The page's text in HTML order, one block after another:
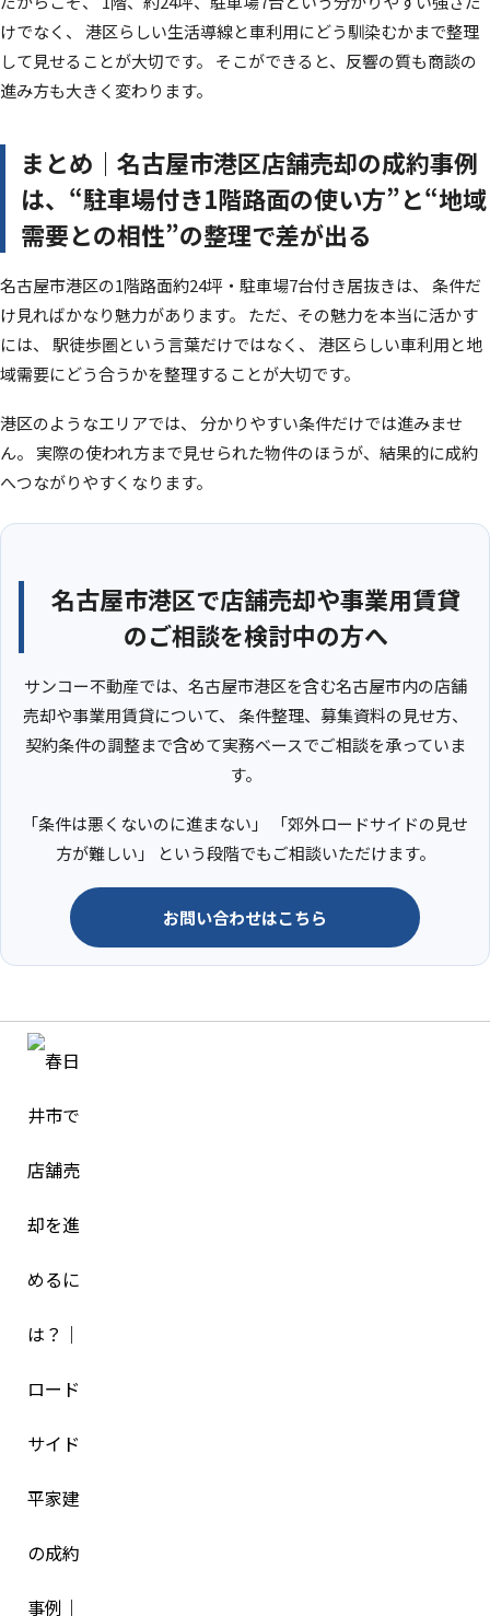
けでなく、 港区らしい生活導線と車利用にどう馴染むかまで整理
して見せることが大切です。 そこができると、反響の質も商談の
進み方も大きく変わります。
まとめ｜名古屋市港区店舗売却の成約事例
は、“駐車場付き1階路面の使い方”と“地域
需要との相性”の整理で差が出る
名古屋市港区の1階路面約24坪・駐車場7台付き居抜きは、 条件だ
け見ればかなり魅力があります。 ただ、その魅力を本当に活かす
には、 駅徒歩圏という言葉だけではなく、 港区らしい車利用と地
域需要にどう合うかを整理することが大切です。
港区のようなエリアでは、 分かりやすい条件だけでは進みませ
ん。 実際の使われ方まで見せられた物件のほうが、結果的に成約
へつながりやすくなります。
名古屋市港区で店舗売却や事業用賃貸
のご相談を検討中の方へ
サンコー不動産では、名古屋市港区を含む名古屋市内の店舗
売却や事業用賃貸について、 条件整理、募集資料の見せ方、
契約条件の調整まで含めて実務ベースでご相談を承っていま
す。
「条件は悪くないのに進まない」 「郊外ロードサイドの見せ
方が難しい」 という段階でもご相談いただけます。
お問い合わせはこちら